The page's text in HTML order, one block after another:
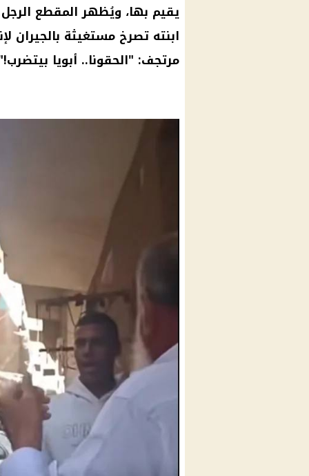
يقيم بها، ويُظهر المقطع
ابنته تصرخ مستغيثة بالجيران
مرتجف: "الحقونا.. أبويا